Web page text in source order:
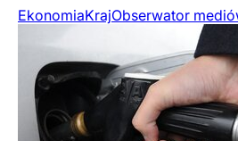
EkonomiaKrajObserwator